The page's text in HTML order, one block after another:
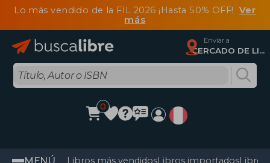
Lo más vendido de la FIL 2026 ¡Hasta 50% OFF! Ver
más
Enviar a
CERCADO DE LIMA, Lima
0
MENÚ Libros más vendidosLibros importadosLibros